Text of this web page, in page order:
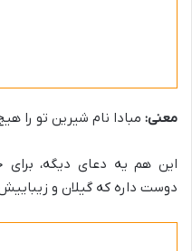
معنی: مبادا نام شیرین تو را
این هم یه دعای دیگه، برای
دوست داره که گیلان و